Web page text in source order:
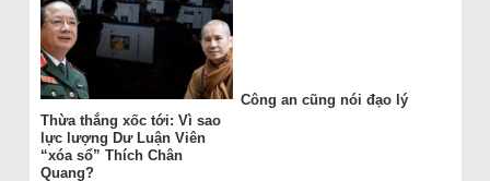
Thừa thắng xốc tới: Vì sao
lực lượng Dư Luận Viên
“xóa sổ” Thích Chân
Quang?
Công an cũng nói đạo lý